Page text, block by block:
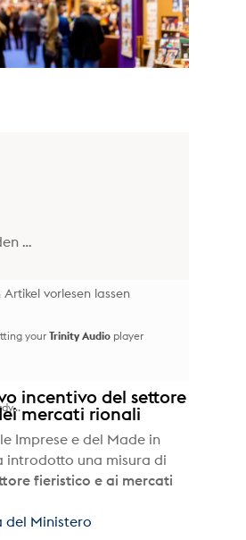
…
Artikel vorlesen lassen
your Trinity Audio player
incentivo del settore
mercati rionali
Imprese e del Made in
introdotto una misura di
fieristico e ai mercati
del Ministero